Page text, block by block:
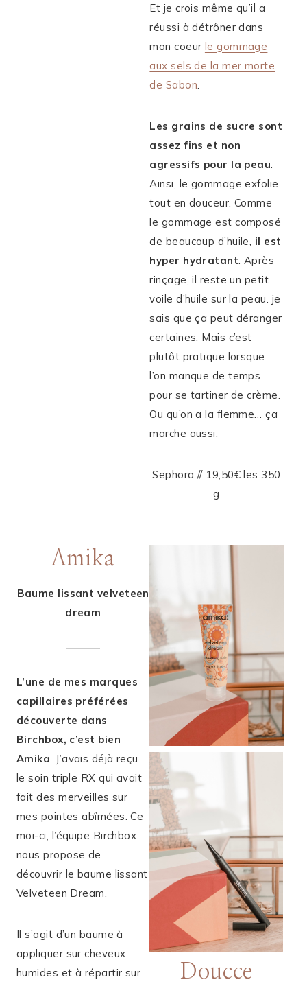
Et je crois même qu’il a
réussi à détrôner dans
mon coeur le gommage
aux sels de la mer morte
de Sabon.
Les grains de sucre sont
assez fins et non
agressifs pour la peau.
Ainsi, le gommage exfolie
tout en douceur. Comme
le gommage est composé
de beaucoup d’huile, il est
hyper hydratant. Après
rinçage, il reste un petit
voile d’huile sur la peau. je
sais que ça peut déranger
certaines. Mais c’est
plutôt pratique lorsque
l’on manque de temps
pour se tartiner de crème.
Ou qu’on a la flemme… ça
marche aussi.
Sephora // 19,50€ les 350
g
Amika
Baume lissant velveteen
dream
L’une de mes marques
capillaires préférées
découverte dans
Birchbox, c’est bien
Amika. J’avais déjà reçu
le soin triple RX qui avait
fait des merveilles sur
mes pointes abîmées. Ce
moi-ci, l’équipe Birchbox
nous propose de
découvrir le baume lissant
Velveteen Dream.
Il s’agit d’un baume à
appliquer sur cheveux
humides et à répartir sur
Doucce